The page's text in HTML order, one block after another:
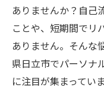
ありませんか？自己
ことや、短期間でリ
ありません。そんな
県日立市でパーソナ
に注目が集まってい